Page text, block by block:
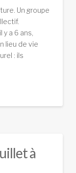
Un groupe
a 6 ans,
lieu de vie
: ils
à